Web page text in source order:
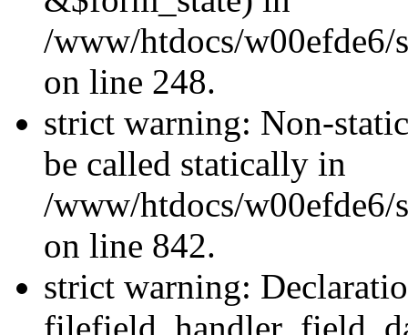
/www/htdocs/w00efde6/
on line 248.
strict warning: Non-
be called statically in
/www/htdocs/w00efde6/
on line 842.
strict warning: